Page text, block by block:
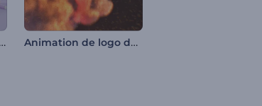
de l'éducation Animation de logo de Phoenix